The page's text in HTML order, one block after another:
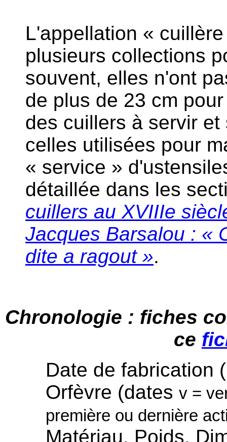
L'appellation «
plusieurs collections
souvent, elles n'ont
de plus de 23 cm
des cuillers à servir
celles utilisées pour
« service »
détaillée dans les
cuillers au XVIIIe
Jacques Barsalou : «
dite a ragout ».
Chronologie : fiches
ce
Date de fabrication
Orfèvre (dates v =
première ou dernière
Matériau, Poids,